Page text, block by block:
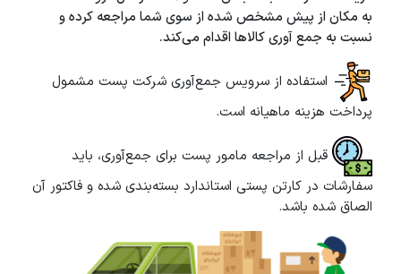
به مکان از پیش مشخص شده از سوی شما مراجعه کرده و
نسبت به جمع آوری کالاها اقدام می‌کند.
استفاده از سرویس جمع‌آوری شرکت پست مشمول
پرداخت هزینه ماهیانه است.
قبل از مراجعه مامور پست برای جمع‌آوری، باید
سفارشات در کارتن پستی استاندارد بسته‌بندی شده و فاکتور آن
الصاق شده باشد.